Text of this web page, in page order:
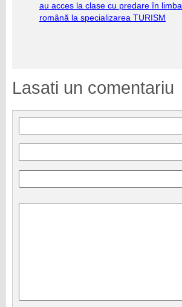
au acces la clase cu predare în limba
română la specializarea TURISM
Lasati un comentariu